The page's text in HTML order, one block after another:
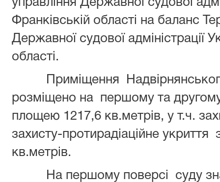
управління Державної судової
Франківській області на баланс
Державної судової адміністрації
області.
Приміщення
розміщено на першому та другому
площею 1217,6 кв.метрів, у т.ч.
захисту-протирадіаційне
кв.метрів.
На першому поверсі суду